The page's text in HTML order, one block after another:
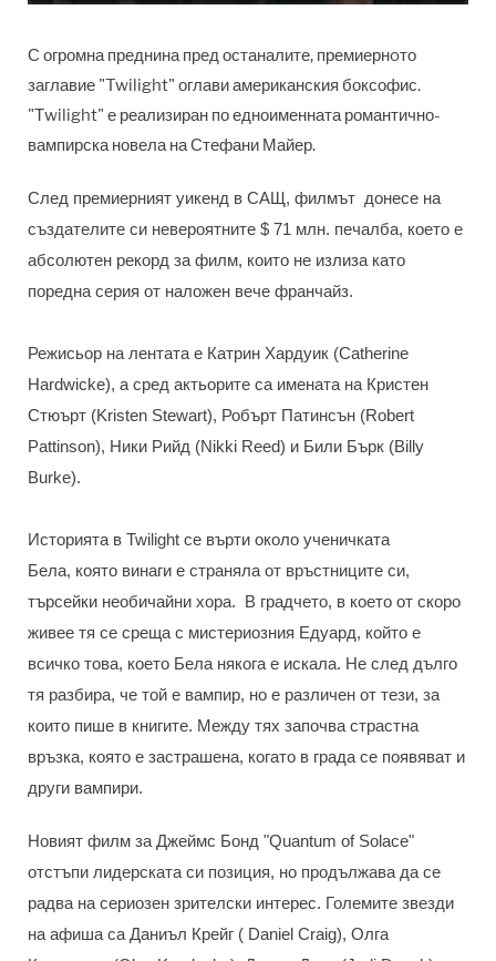
С огромна преднина пред останалите, премиернoто
заглавие "Twilight" оглави американския боксофис.
"Тwilight" е реализиран по едноименната романтично-
вампирска новела на Стефани Майер.
След премиерният уикенд в САЩ, филмът донесе на
създателите си невероятните $ 71 млн. печалба, което е
абсолютен рекорд за филм, които не излиза като
поредна серия от наложен вече франчайз.
Режисьор на лентата е Катрин Хардуик (Catherine
Hardwicke), а сред актьорите са имената на Кристен
Стюърт (Kristen Stewart), Робърт Патинсън (Robert
Pattinson), Ники Рийд (Nikki Reed) и Били Бърк (Billy
Burke).
Историята в Twilight се върти около ученичката
Бела, която винаги е страняла от връстниците си,
търсейки необичайни хора. В градчето, в което от скоро
живее тя се среща с мистериозния Едуард, който е
всичко това, което Бела някога е искала. Не след дълго
тя разбира, че той е вампир, но е различен от тези, за
които пише в книгите. Между тях започва страстна
връзка, която е застрашена, когато в града се появяват и
други вампири.
Новият филм за Джеймс Бонд "Quantum of Solace"
отстъпи лидерската си позиция, но продължава да се
радва на сериозен зрителски интерес. Големите звезди
на афиша са Даниъл Крейг ( Daniel Craig), Олга